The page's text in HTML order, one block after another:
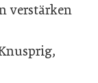
verstärken